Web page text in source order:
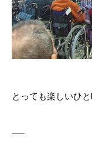
とっても楽しいひ
—–